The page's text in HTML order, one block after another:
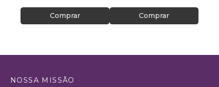
Comprar Comprar
NOSSA MISSÃO